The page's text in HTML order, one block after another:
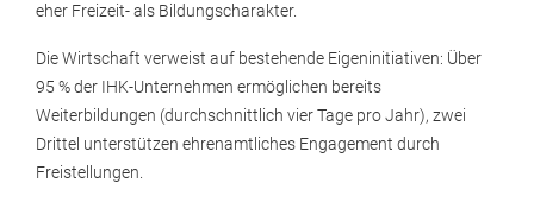
eher Freizeit- als Bildungscharakter.
Die Wirtschaft verweist auf bestehende Eigeninitiativen: Über
95 % der IHK-Unternehmen ermöglichen bereits
Weiterbildungen (durchschnittlich vier Tage pro Jahr), zwei
Drittel unterstützen ehrenamtliches Engagement durch
Freistellungen.